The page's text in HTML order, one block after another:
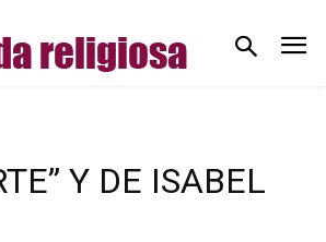
Y DE ISABEL